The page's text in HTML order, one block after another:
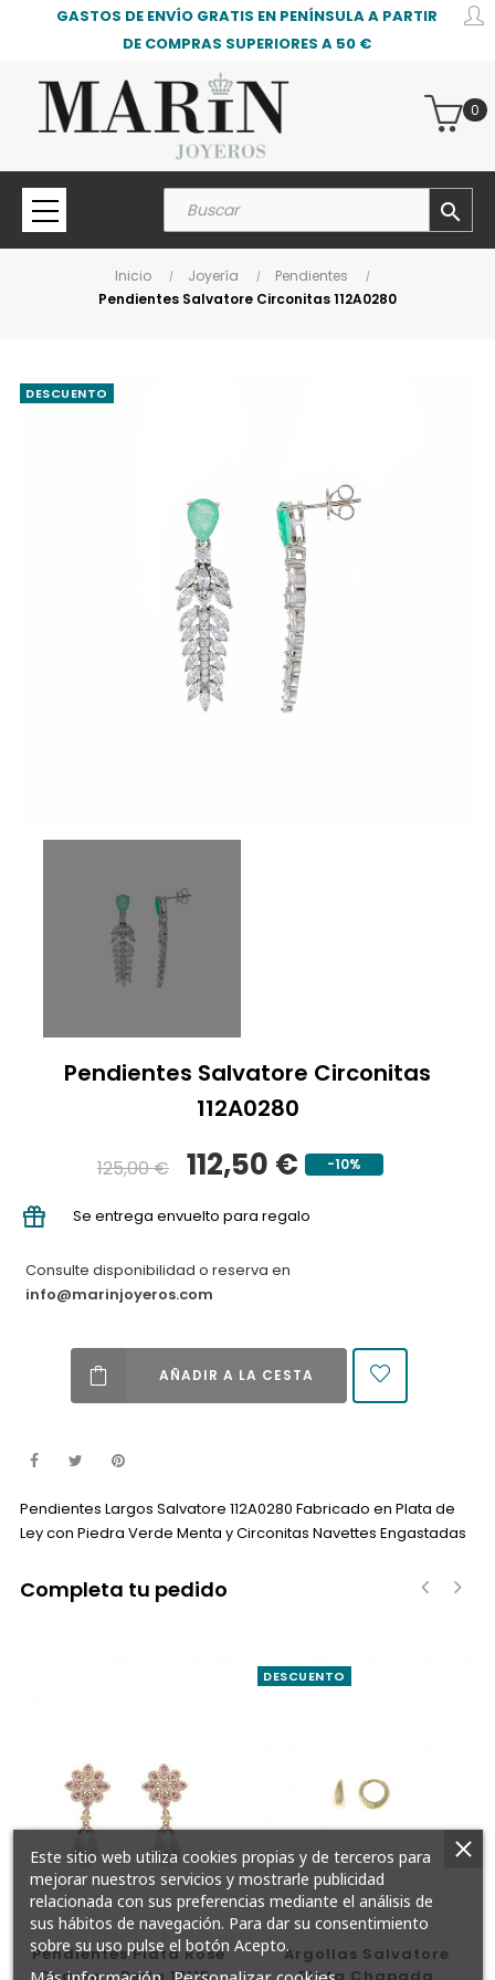
GASTOS DE ENVÍO GRATIS EN PENÍNSULA A PARTIR
DE COMPRAS SUPERIORES A 50 €
search
0
Inicio Joyería
Pendientes
Pendientes Salvatore Circonitas 112A0280
DESCUENTO
Pendientes Salvatore Circonitas
112A0280
125,00 € 112,50 € -10%
Se entrega envuelto para regalo
Consulte disponibilidad o reserva en
info@marinjoyeros.com
AÑADIR A LA CESTA
Pendientes Largos Salvatore 112A0280 Fabricado en Plata de
Ley con Piedra Verde Menta y Circonitas Navettes Engastadas
Completa tu pedido
Pendientes Plata Rosé
DESCUENTO
Argollas Salvatore
Este sitio web utiliza cookies propias y de terceros para
mejorar nuestros servicios y mostrarle publicidad
relacionada con sus preferencias mediante el análisis de
sus hábitos de navegación. Para dar su consentimiento
sobre su uso pulse el botón Acepto.